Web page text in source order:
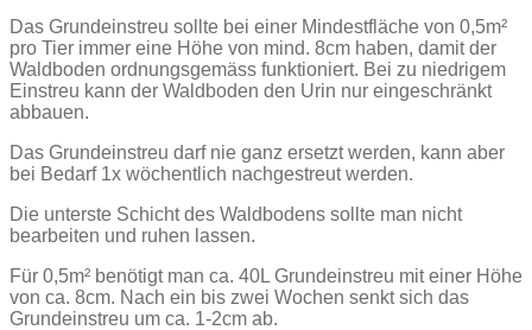
Das Grundeinstreu sollte bei einer Mindestfläche von 0,5m²
pro Tier immer eine Höhe von mind. 8cm haben, damit der
Waldboden ordnungsgemäss funktioniert. Bei zu niedrigem
Einstreu kann der Waldboden den Urin nur eingeschränkt
abbauen.
Das Grundeinstreu darf nie ganz ersetzt werden, kann aber
bei Bedarf 1x wöchentlich nachgestreut werden.
Die unterste Schicht des Waldbodens sollte man nicht
bearbeiten und ruhen lassen.
Für 0,5m² benötigt man ca. 40L Grundeinstreu mit einer Höhe
von ca. 8cm. Nach ein bis zwei Wochen senkt sich das
Grundeinstreu um ca. 1-2cm ab.